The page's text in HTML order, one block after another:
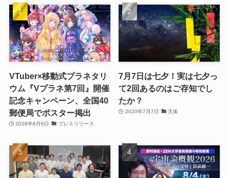
VTuber×移動式プラネタリ
ウム『Vプラネ第7回』開催
記念キャンペーン、全国40
郵便局でポスター掲出
2026年8月6日 プレスリリース
7月7日は七夕！実は七夕っ
て2回あるのはご存知でし
たか？
2020年7月7日 天体